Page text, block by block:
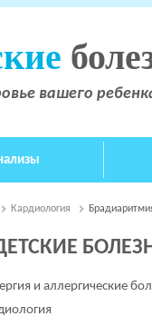
вашего
Кардиология
и аллергические